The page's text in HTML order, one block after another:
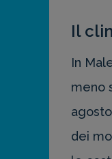
Il
In
meno
dei